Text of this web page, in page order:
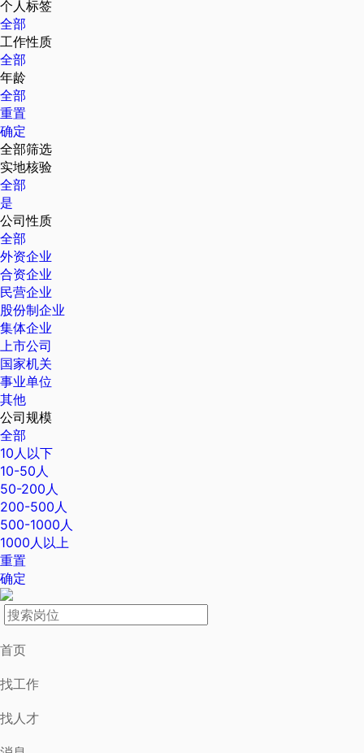
个人标签
全部
工作性质
全部
年龄
全部
重置
确定
全部筛选
实地核验
全部
是
公司性质
全部
外资企业
合资企业
民营企业
股份制企业
集体企业
上市公司
国家机关
事业单位
其他
公司规模
全部
10人以下
10-50人
50-200人
200-500人
500-1000人
1000人以上
重置
确定
首页
找工作
找人才